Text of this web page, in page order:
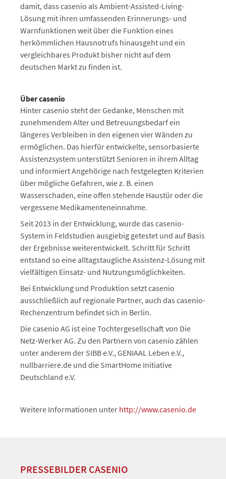
damit, dass casenio als Ambient-Assisted-Living-
Lösung mit ihren umfassenden Erinnerungs- und
Warnfunktionen weit über die Funktion eines
herkömmlichen Hausnotrufs hinausgeht und ein
vergleichbares Produkt bisher nicht auf dem
deutschen Markt zu finden ist.
Über casenio
Hinter casenio steht der Gedanke, Menschen mit
zunehmendem Alter und Betreuungsbedarf ein
längeres Verbleiben in den eigenen vier Wänden zu
ermöglichen. Das hierfür entwickelte, sensorbasierte
Assistenzsystem unterstützt Senioren in ihrem Alltag
und informiert Angehörige nach festgelegten Kriterien
über mögliche Gefahren, wie z. B. einen
Wasserschaden, eine offen stehende Haustür oder die
vergessene Medikamenteneinnahme.
Seit 2013 in der Entwicklung, wurde das casenio-
System in Feldstudien ausgiebig getestet und auf Basis
der Ergebnisse weiterentwickelt. Schritt für Schritt
entstand so eine alltagstaugliche Assistenz-Lösung mit
vielfältigen Einsatz- und Nutzungsmöglichkeiten.
Bei Entwicklung und Produktion setzt casenio
ausschließlich auf regionale Partner, auch das casenio-
Rechenzentrum befindet sich in Berlin.
Die casenio AG ist eine Tochtergesellschaft von Die
Netz-Werker AG. Zu den Partnern von casenio zählen
unter anderem der SIBB e.V., GENIAAL Leben e.V.,
nullbarriere.de und die SmartHome Initiative
Deutschland e.V.
Weitere Informationen unter http://www.casenio.de
PRESSEBILDER CASENIO